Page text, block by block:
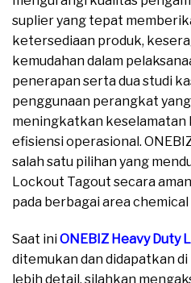
suplier yang tepat
ketersediaan produk,
kemudahan dalam
penerapan serta dua studi
penggunaan perangkat
meningkatkan keselamatan
efisiensi operasional.
salah satu pilihan yang
Lockout Tagout secara
pada berbagai area
Saat iniONEBIZ Heavy Duty
ditemukan dan didapatkan
lebih detail, silahkan